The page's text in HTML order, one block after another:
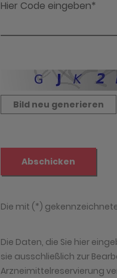
Die Daten, die Sie hier
sie ausschließlich zur
Arzneimittelreservierung